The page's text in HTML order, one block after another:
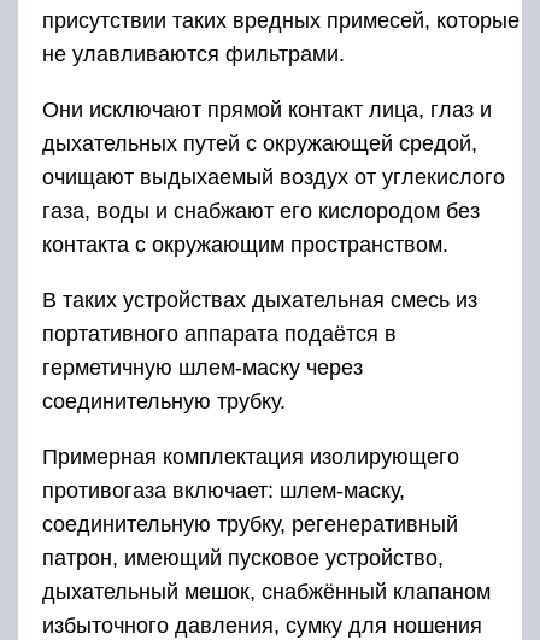
присутствии таких вредных примесей, которые
не улавливаются фильтрами.
Они исключают прямой контакт лица, глаз и
дыхательных путей с окружающей средой,
очищают выдыхаемый воздух от углекислого
газа, воды и снабжают его кислородом без
контакта с окружающим пространством.
В таких устройствах дыхательная смесь из
портативного аппарата подаётся в
герметичную шлем-маску через
соединительную трубку.
Примерная комплектация изолирующего
противогаза включает: шлем-маску,
соединительную трубку, регенеративный
патрон, имеющий пусковое устройство,
дыхательный мешок, снабжённый клапаном
избыточного давления, сумку для ношения